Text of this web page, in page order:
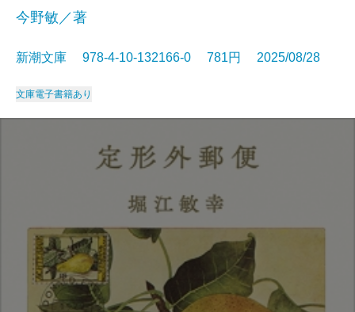
今野敏／著
新潮文庫 978-4-10-132166-0 781円 2025/08/28
文庫電子書籍あり